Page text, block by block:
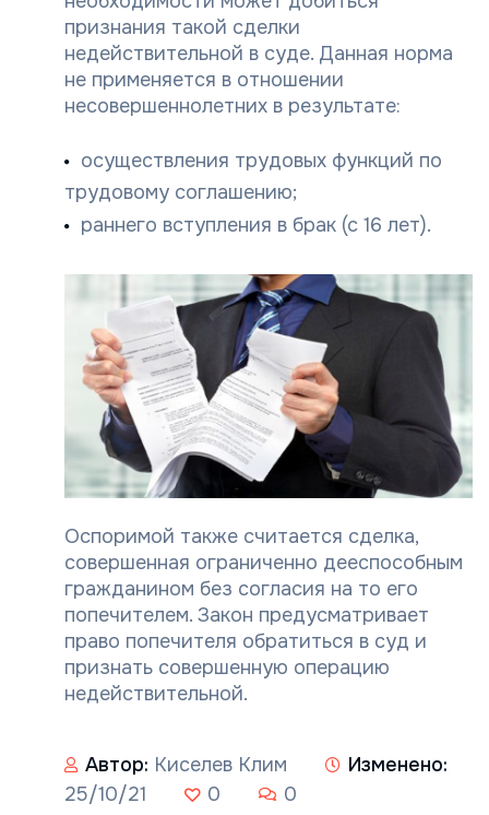
признания такой сделки
недействительной в суде. Данная норма
не применяется в отношении
несовершеннолетних в результате:
осуществления трудовых функций по
трудовому соглашению;
раннего вступления в брак (с 16 лет).
Оспоримой также считается сделка,
совершенная ограниченно дееспособным
гражданином без согласия на то его
попечителем. Закон предусматривает
право попечителя обратиться в суд и
признать совершенную операцию
недействительной.
Автор: Киселев Клим
Изменено:
25/10/21
0 0